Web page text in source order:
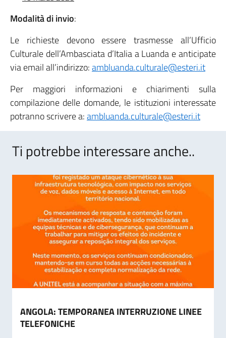
Modalità di invio:
Le richieste devono essere trasmesse all’Ufficio
Culturale dell’Ambasciata d’Italia a Luanda e anticipate
via email all’indirizzo:ambluanda.culturale@esteri.it
Per maggiori informazioni e chiarimenti sulla
compilazione delle domande, le istituzioni interessate
potranno scrivere a:ambluanda.culturale@esteri.it
Ti potrebbe interessare anche..
ANGOLA: TEMPORANEA INTERRUZIONE LINEE
TELEFONICHE